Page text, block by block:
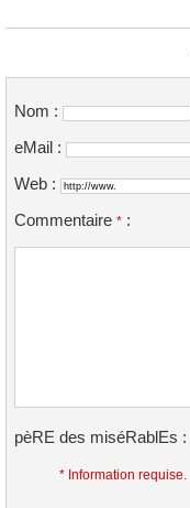
Nom :
eMail :
Web :
Commentaire * :
pèRE des miséRablEs :
* Information requise.